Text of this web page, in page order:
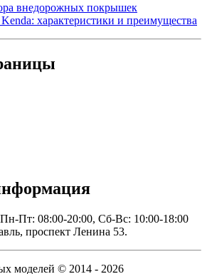
внедорожных покрышек
характеристики и преимущества
Пн-Пт: 08:00-20:00, Сб-Вс: 10:00-18:00
проспект Ленина 53.
моделей © 2014 - 2026